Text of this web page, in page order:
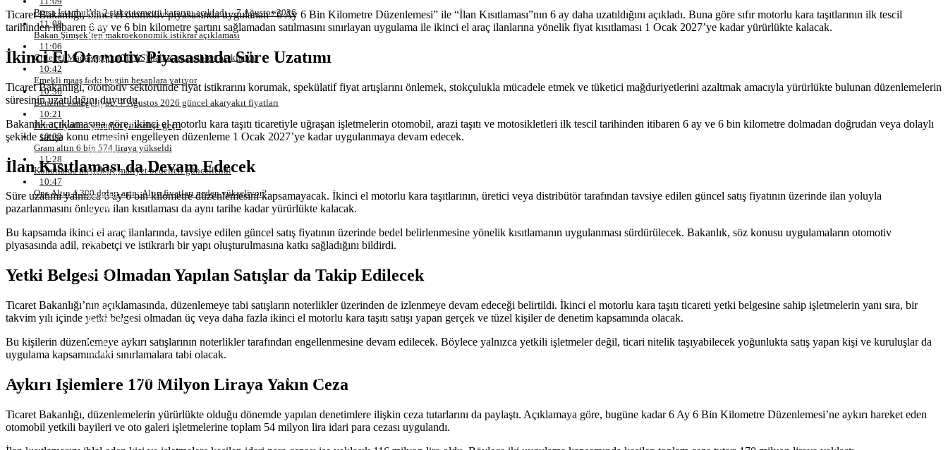
Siirt
Sinop
Sivas
Tokat
Tunceli
Şanlıurfa
Uşak
Yozgat
Zonguldak
Aksaray
Karaman
Batman
Şırnak
Bartın
Ardahan
Iğdır
Yalova
Kilis
Lefkoşa
Gazimağusa
Güzelyurt
İskele
USD
47,71 EURO 55,18 GBP 64,43 BIST 13.755,68 GR. ALTIN 6.666,46
Borsa İstanbul’da 2 şirket temettü kararını açıkladı – 7 Ağustos 2026
11:08
Bakan Şimşek’ten makroekonomik istikrar açıklaması
11:06
Çitlekçi Mağazacılık (CITAS) halka arz tarihleri açıklandı
10:42
Emekli maaş farkı bugün hesaplara yatıyor
10:36
Benzine zam geliyor : 7 Ağustos 2026 güncel akaryakıt fiyatları
10:21
Petrol fiyatları yeniden yükselişe geçti
10:09
Gram altın 6 bin 574 liraya yükseldi
11:28
Konutlarda metrekare maliyet bedelleri güncellendi
10:47
Ons Altın 4.300 doları aştı : Altın fiyatları neden yükseliyor?
Ticaret Bakanlığı, ikinci el otomotiv piyasasında uygulanan “6 Ay 6 Bin Kilometre Düzenlemesi” ile “İlan Kısıtlaması”nın 6 ay daha uzatıldığını açıkladı. Buna göre sıfır motorlu kara taşıtlarının ilk tescil
tarihinden itibaren 6 ay ve 6 bin kilometre şartını sağlamadan satılmasını sınırlayan uygulama ile ikinci el araç ilanlarına yönelik fiyat kısıtlaması 1 Ocak 2027’ye kadar yürürlükte kalacak.
İkinci El Otomotiv Piyasasında Süre Uzatımı
Ticaret Bakanlığı, otomotiv sektöründe fiyat istikrarını korumak, spekülatif fiyat artışlarını önlemek, stokçulukla mücadele etmek ve tüketici mağduriyetlerini azaltmak amacıyla yürürlükte bulunan düzenlemelerin
süresinin uzatıldığını duyurdu.
Bakanlık açıklamasına göre, ikinci el motorlu kara taşıtı ticaretiyle uğraşan işletmelerin otomobil, arazi taşıtı ve motosikletleri ilk tescil tarihinden itibaren 6 ay ve 6 bin kilometre dolmadan doğrudan veya dolaylı
şekilde satışa konu etmesini engelleyen düzenleme 1 Ocak 2027’ye kadar uygulanmaya devam edecek.
İlan Kısıtlaması da Devam Edecek
Süre uzatımı yalnızca 6 ay 6 bin kilometre düzenlemesini kapsamayacak. İkinci el motorlu kara taşıtlarının, üretici veya distribütör tarafından tavsiye edilen güncel satış fiyatının üzerinde ilan yoluyla
pazarlanmasını önleyen ilan kısıtlaması da aynı tarihe kadar yürürlükte kalacak.
Bu kapsamda ikinci el araç ilanlarında, tavsiye edilen güncel satış fiyatının üzerinde bedel belirlenmesine yönelik kısıtlamanın uygulanması sürdürülecek. Bakanlık, söz konusu uygulamaların otomotiv
piyasasında adil, rekabetçi ve istikrarlı bir yapı oluşturulmasına katkı sağladığını bildirdi.
Yetki Belgesi Olmadan Yapılan Satışlar da Takip Edilecek
Ticaret Bakanlığı’nın açıklamasında, düzenlemeye tabi satışların noterlikler üzerinden de izlenmeye devam edeceği belirtildi. İkinci el motorlu kara taşıtı ticareti yetki belgesine sahip işletmelerin yanı sıra, bir
takvim yılı içinde yetki belgesi olmadan üç veya daha fazla ikinci el motorlu kara taşıtı satışı yapan gerçek ve tüzel kişiler de denetim kapsamında olacak.
Bu kişilerin düzenlemeye aykırı satışlarının noterlikler tarafından engellenmesine devam edilecek. Böylece yalnızca yetkili işletmeler değil, ticari nitelik taşıyabilecek yoğunlukta satış yapan kişi ve kuruluşlar da
uygulama kapsamındaki sınırlamalara tabi olacak.
Aykırı İşlemlere 170 Milyon Liraya Yakın Ceza
Ticaret Bakanlığı, düzenlemelerin yürürlükte olduğu dönemde yapılan denetimlere ilişkin ceza tutarlarını da paylaştı. Açıklamaya göre, bugüne kadar 6 Ay 6 Bin Kilometre Düzenlemesi’ne aykırı hareket eden
otomobil yetkili bayileri ve oto galeri işletmelerine toplam 54 milyon lira idari para cezası uygulandı.